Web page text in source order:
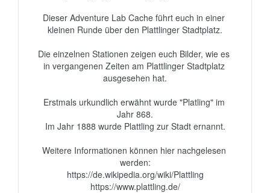
Dieser Adventure Lab Cache führt euch in einer
kleinen Runde über den Plattlinger Stadtplatz.
Die einzelnen Stationen zeigen euch Bilder, wie es
in vergangenen Zeiten am Plattlinger Stadtplatz
ausgesehen hat.
Erstmals urkundlich erwähnt wurde "Platling" im
Jahr 868.
Im Jahr 1888 wurde Plattling zur Stadt ernannt.
Weitere Informationen können hier nachgelesen
werden:
https://de.wikipedia.org/wiki/Plattling
https://www.plattling.de/